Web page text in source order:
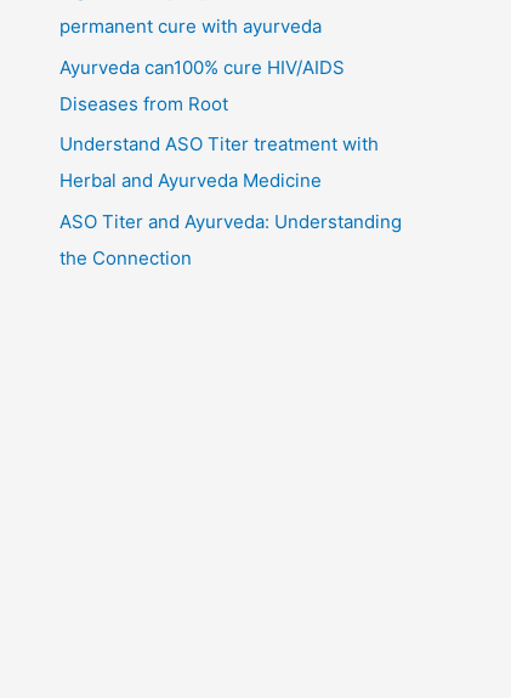
permanent cure with ayurveda
Ayurveda can100% cure HIV/AIDS
Diseases from Root
Understand ASO Titer treatment with
Herbal and Ayurveda Medicine
ASO Titer and Ayurveda: Understanding
the Connection